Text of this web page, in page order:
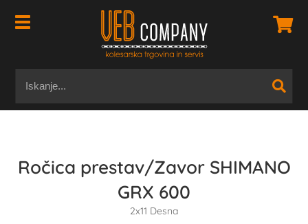
Ročica prestav/Zavor SHIMANO
GRX 600
2x11 Desna